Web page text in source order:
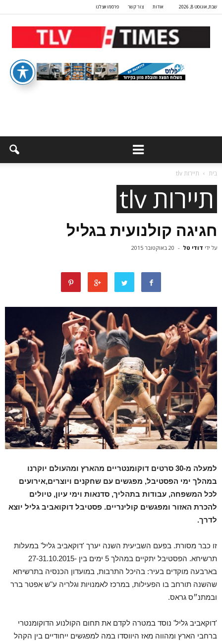
שבת, אוגוסט 8, 2026 אודות צור קשר פרסמו אצלנו
בית תיירות tlv
תיירות tlv
חגיגה קולנועית בגליל
על ידי דודי טל - 20 באוקטובר 2015
למעלה מ-30 סרטים דוקומנטריים מהארץ ומהעולם יוקרנו
במהלך ימי הפסטיבל, מפגשים עם שחקנים ויוצרים,אירועים
לכל המשפחה, עבודות בתהליך, סדנאות וימי עיון, טיולים
להכרת האזור ומפגשים קולינריים. פסטיבל דוקואביב גליל יוצא
לדרך.
זו כבר מסורת. בפעם השביעית השנה יערך 'דוקאביב גליל' במעלות
תרשיחא. הפסטיבל יתקיים במהלך 5 ימים בין -27-31.10.2015
בארבעה מוקדים בעיר: בהיכל התרבות, במועדון הכנסיה בתרשיחא
שהשנה תורחב בו הפעילות, במרכז לאמנויות וגלריה ע"ש אפטר ברר
ובמתנ״ס גראס.
'דוקאביב גליל' נוסד במטרה לקדם את תחום הקולנוע הדוקומנטרי
ברחבי הארץ ומהווה מאז היווסדו במה למפגשים ייחודיים בין הקהל